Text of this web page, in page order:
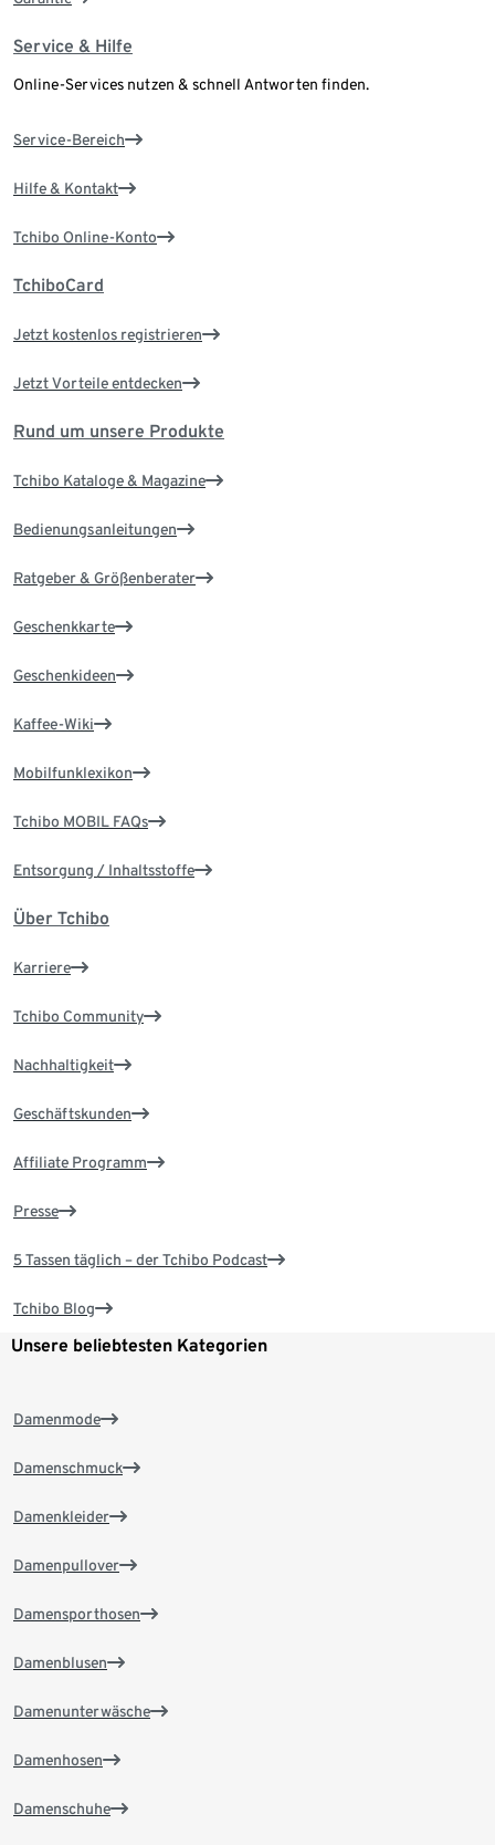
Service & Hilfe
Online-Services nutzen & schnell Antworten finden.
Service-Bereich
Hilfe & Kontakt
Tchibo Online-Konto
TchiboCard
Jetzt kostenlos registrieren
Jetzt Vorteile entdecken
Rund um unsere Produkte
Tchibo Kataloge & Magazine
Bedienungsanleitungen
Ratgeber & Größenberater
Geschenkkarte
Geschenkideen
Kaffee-Wiki
Mobilfunklexikon
Tchibo MOBIL FAQs
Entsorgung / Inhaltsstoffe
Über Tchibo
Karriere
Tchibo Community
Nachhaltigkeit
Geschäftskunden
Affiliate Programm
Presse
5 Tassen täglich – der Tchibo Podcast
Tchibo Blog
Unsere beliebtesten Kategorien
Damenmode
Damenschmuck
Damenkleider
Damenpullover
Damensporthosen
Damenblusen
Damenunterwäsche
Damenhosen
Damenschuhe